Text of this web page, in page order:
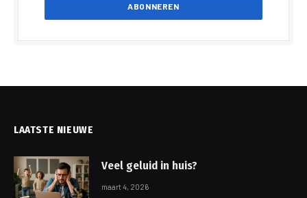
LAATSTE NIEUWE
Veel geluid in huis?
maart 4, 2026